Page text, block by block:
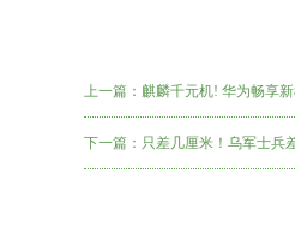
上一篇： 麒麟千元机! 华为畅享
下一篇： 只差几厘米！乌军士兵